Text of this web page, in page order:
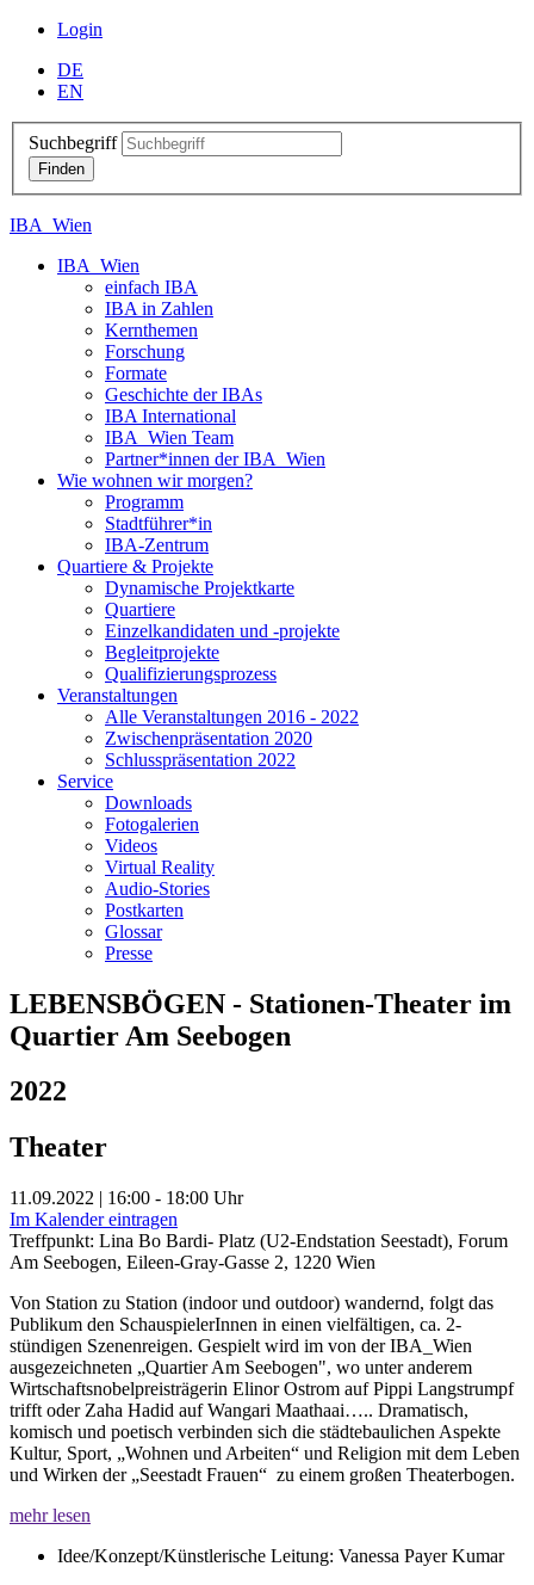
Login
DE
EN
Suchbegriff
IBA_Wien
IBA_Wien
einfach IBA
IBA in Zahlen
Kernthemen
Forschung
Formate
Geschichte der IBAs
IBA International
IBA_Wien Team
Partner*innen der IBA_Wien
Wie wohnen wir morgen?
Programm
Stadtführer*in
IBA-Zentrum
Quartiere & Projekte
Dynamische Projektkarte
Quartiere
Einzelkandidaten und -projekte
Begleitprojekte
Qualifizierungsprozess
Veranstaltungen
Alle Veranstaltungen 2016 - 2022
Zwischenpräsentation 2020
Schlusspräsentation 2022
Service
Downloads
Fotogalerien
Videos
Virtual Reality
Audio-Stories
Postkarten
Glossar
Presse
LEBENSBÖGEN - Stationen-Theater im
Quartier Am Seebogen
2022
Theater
11.09.2022 | 16:00 - 18:00 Uhr
Im Kalender eintragen
Treffpunkt: Lina Bo Bardi- Platz (U2-Endstation Seestadt), Forum
Am Seebogen, Eileen-Gray-Gasse 2, 1220 Wien
Von Station zu Station (indoor und outdoor) wandernd, folgt das
Publikum den SchauspielerInnen in einen vielfältigen, ca. 2-
stündigen Szenenreigen. Gespielt wird im von der IBA_Wien
ausgezeichneten „Quartier Am Seebogen", wo unter anderem
Wirtschaftsnobelpreisträgerin Elinor Ostrom auf Pippi Langstrumpf
trifft oder Zaha Hadid auf Wangari Maathaai….. Dramatisch,
komisch und poetisch verbinden sich die städtebaulichen Aspekte
Kultur, Sport, „Wohnen und Arbeiten“ und Religion mit dem Leben
und Wirken der „Seestadt Frauen“ zu einem großen Theaterbogen.
mehr lesen
Idee/Konzept/Künstlerische Leitung: Vanessa Payer Kumar